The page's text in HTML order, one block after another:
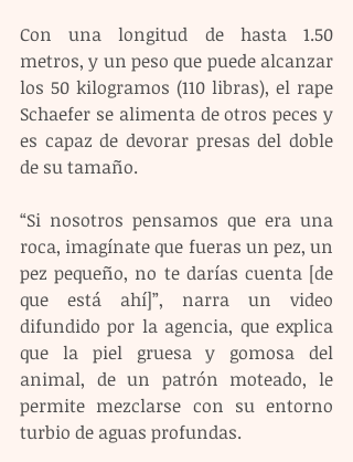
Con una longitud de hasta 1.50
metros, y un peso que puede alcanzar
los 50 kilogramos (110 libras), el rape
Schaefer se alimenta de otros peces y
es capaz de devorar presas del doble
de su tamaño.
“Si nosotros pensamos que era una
roca, imagínate que fueras un pez, un
pez pequeño, no te darías cuenta [de
que está ahí]”, narra un video
difundido por la agencia, que explica
que la piel gruesa y gomosa del
animal, de un patrón moteado, le
permite mezclarse con su entorno
turbio de aguas profundas.